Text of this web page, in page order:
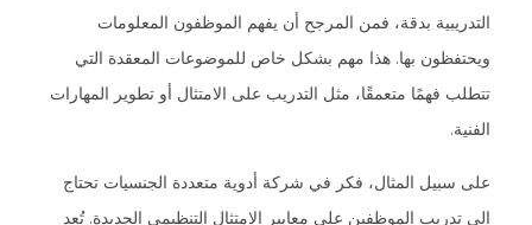
التدريبية بدقة، فمن المرجح أن يفهم الموظفون المعلومات
ويحتفظون بها. هذا مهم بشكل خاص للموضوعات المعقدة التي
تتطلب فهمًا متعمقًا، مثل التدريب على الامتثال أو تطوير المهارات
الفنية.
على سبيل المثال، فكر في شركة أدوية متعددة الجنسيات تحتاج
إلى تدريب الموظفين على معايير الامتثال التنظيمي الجديدة. تُعد